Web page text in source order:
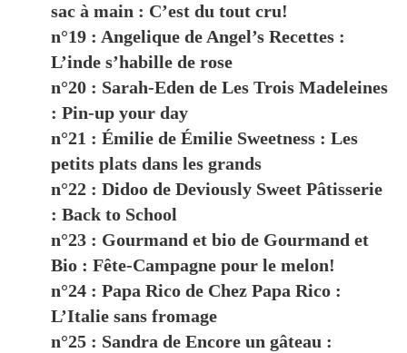
sac à main : C’est du tout cru!
n°19 : Angelique de Angel’s Recettes :
L’inde s’habille de rose
n°20 : Sarah-Eden de Les Trois Madeleines
: Pin-up your day
n°21 : Émilie de Émilie Sweetness : Les
petits plats dans les grands
n°22 : Didoo de Deviously Sweet Pâtisserie
: Back to School
n°23 : Gourmand et bio de Gourmand et
Bio : Fête-Campagne pour le melon!
n°24 : Papa Rico de Chez Papa Rico :
L’Italie sans fromage
n°25 : Sandra de Encore un gâteau :